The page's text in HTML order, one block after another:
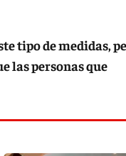
tipo de medidas,
las personas que